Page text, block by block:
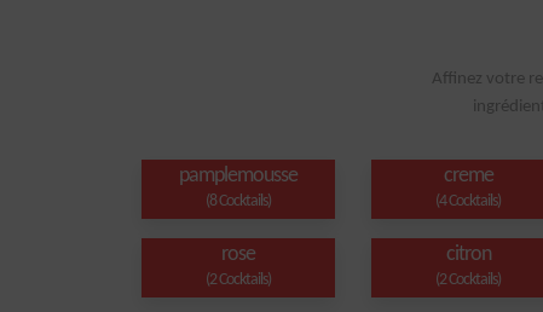
Affinez votre
pamplemousse
(8 Cocktails)
creme
(4 Cocktails)
rose
(2 Cocktails)
citron
(2 Cocktails)